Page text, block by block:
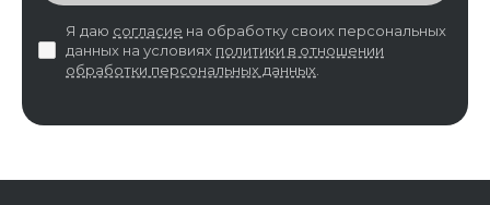
Я даю согласие на обработку своих персональных
данных на условиях политики в отношении
обработки персональных данных